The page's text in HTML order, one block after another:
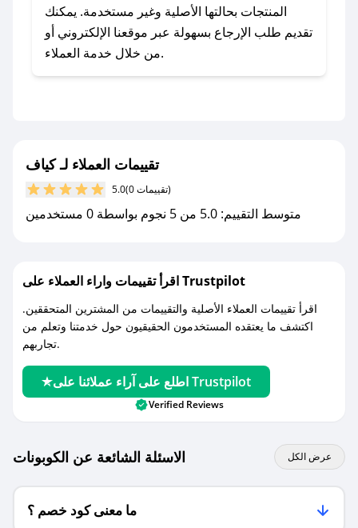
يلي:
- اضغط على أيقونة متابعة لمتجر كياف في تطبيق
صحصح.
مع صحصح، تسوق بذكاء ووفّر على كل مشترياتك مع
المنتجات بحالتها الأصلية وغير مستخدمة. يمكنك
تقديم طلب الإرجاع بسهولة عبر موقعنا الإلكتروني أو
من خلال خدمة العملاء.
تقييمات العملاء لـ كياف
5.0 (0 تقييمات)
متوسط التقييم: 5.0 من 5 نجوم بواسطة 0 مستخدمين
اقرأ تقييمات واراء العملاء على Trustpilot
اقرأ تقييمات العملاء الأصلية والتقييمات من المشترين المتحققين.
اكتشف ما يعتقده المستخدمون الحقيقيون حول خدمتنا وتعلم من
تجاربهم.
اطلع على آراء عملائنا على Trustpilot
Verified Reviews
الاسئلة الشائعة عن الكوبونات عرض الكل
ما معنى كود خصم ؟